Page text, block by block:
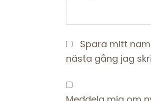
Spara mitt
nästa gång jag